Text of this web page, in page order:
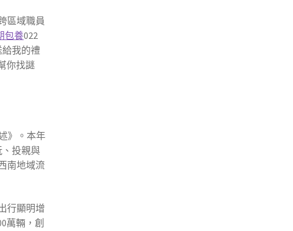
區域職員
包養022
我的禮
你找謎
》。本年
投親與
南地域流
行顯明增
萬輛，創